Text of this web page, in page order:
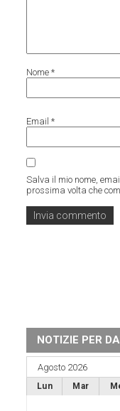
Nome*
Email*
Salva il mio nome,
prossima volta che
NOTIZIE PER
Agosto 2026
Lun Mar